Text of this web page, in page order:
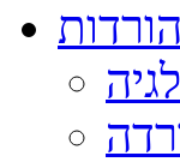
הורדות